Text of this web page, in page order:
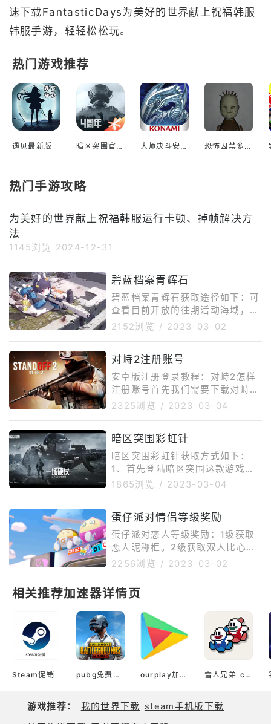
速下载FantasticDays为美好的世界献上祝福韩服
韩服手游，轻轻松松玩。
热门游戏推荐
遇见最新版 暗区突围官方版 大师决斗安装包 恐怖囚禁多人联机版中文安装
热门手游攻略
为美好的世界献上祝福韩服运行卡顿、掉帧解决方
法
1145浏览 2024-12-31
碧蓝档案青辉石
碧蓝档案青辉石获取途径如下：可
查看目前开放的往期活动海域，点
击档案秘钥通关之后就可以获得
案，可查看目前开放的往期活动海
域，本次维护后开放，红染的参访
者。点击活动图标消耗道具档案密
钥，将开启海域一段时间(可挑战
海域内的任意关卡)，在时限超过
前进入关卡均可正常作战至关卡全
部结束(主动撤退、作战时间结束
除外)。交易系统游戏中玩家可以
通过大厅中的商
2152浏览 / 2023-03-02
对峙2注册账号
安卓版注册登录教程：对峙2怎样
注册账号首先我们需要下载对峙2
的安装包，这里推荐使用ourplay
峙2的安装包，点击安装按钮便开
始自动下载官方正版安装包，下载
完成后点击确认安装，便开始安
装。安装成功后，先别急着进入游
戏，我们还需要准备谷歌三件套，
可以在网上搜索谷歌安装器，下载
好谷歌安装器后，打开谷歌安装
器，会自动安装谷歌三件套，安装
好
2325浏览 / 2023-03-04
暗区突围彩虹针
暗区突围彩虹针获取方式如下：
1、首先登陆暗区突围这款游戏。
2、登陆后点击界面左上角限定活
突围游戏进行物品搜集即可获得彩
虹针。游戏中玩家可以创建男性或
女性角色，可以通过选择脸型、发
型、发色对人物形象进行调整；在
进入游戏后，除人物性别不能修
调整。除此之外可以在衣橱中对角
子进行更换。玩
1865浏览 / 2023-03-04
蛋仔派对情侣等级奖励
蛋仔派对恋人等级奖励：1级获取
恋人昵称框。2级获取双人比心。
3级获取恋人头像框。亲密度等级
系：好友称号：知己经验加成3
2、亲密度3000-3999关系：好
友称号：知音经验加成43、亲密
度4000-4999关系：好友称号：
莫逆之交经验加成54、亲密度30
00关系：订婚称号：情侣
2256浏览 / 2023-03-02
相关推荐加速器详情页
Steam促销 pubg免费加速器 ourplay加速器官网 雪人兄弟 classic
游戏推荐： 我的世界下载
steam手机版下载